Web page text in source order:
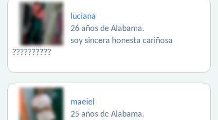
luciana
26 años de Alabama.
soy sincera honesta cariñosa
??????????
maeiel
25 años de Alabama.